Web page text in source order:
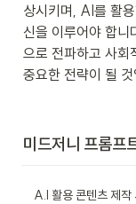
상시키며, AI를 활
신을 이루어야 합니
으로 전파하고 사회
중요한 전략이 될 것
미드저니 프롬프